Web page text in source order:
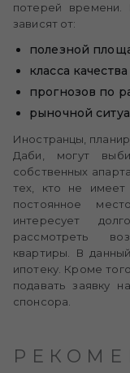
потерей
зависят от:
полезной
класса
прогнозов по
рыночной
Иностранцы,
Даби, могут
собственных
тех, кто не имеет
постоянное
интересует
рассмотреть
квартиры. В
ипотеку. Кроме
подавать заявку
спонсора.